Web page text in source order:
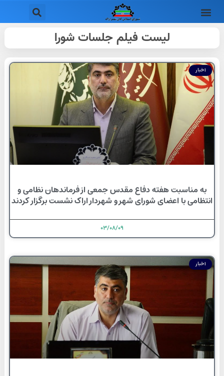
لیست فیلم جلسات شورا
اخبار
به مناسبت هفته دفاع مقدس جمعی از فرماندهان نظامی و
انتظامی با اعضای شورای شهر و شهردار اراک نشست برگزار کردند
۰۳/۰۸/۰۹
اخبار